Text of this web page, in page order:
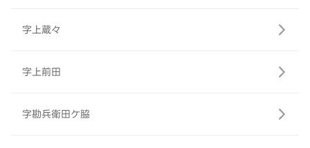
字上蔵々
字上前田
字勘兵衛田ケ脇